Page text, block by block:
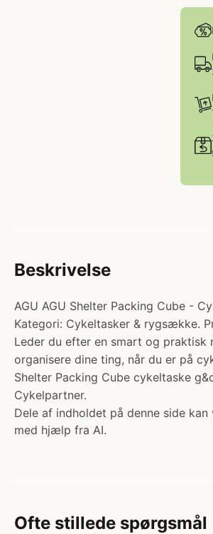
Beskrivelse
AGU AGU Shelter Packing Cube -
Kategori: Cykeltasker & rygsække.
Leder du efter en smart og praktisk
organisere dine ting, når du er på
Shelter Packing Cube cykeltaske
Cykelpartner.
Dele af indholdet på denne side
med hjælp fra AI.
Ofte stillede spørgsmål